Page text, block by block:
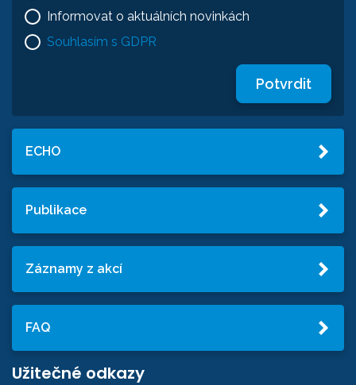
Informovat o aktuálních novinkách
Souhlasím s GDPR
Potvrdit
ECHO
Publikace
Záznamy z akcí
FAQ
Užitečné odkazy